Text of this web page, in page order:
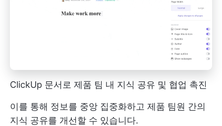
ClickUp 문서로 제품 팀 내 지식 공유 및 협업 촉진
이를 통해 정보를 중앙 집중화하고 제품 팀원 간의
지식 공유를 개선할 수 있습니다.